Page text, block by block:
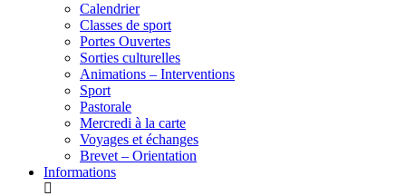
Calendrier
Classes de sport
Portes Ouvertes
Sorties culturelles
Animations – Interventions
Sport
Pastorale
Mercredi à la carte
Voyages et échanges
Brevet – Orientation
Informations